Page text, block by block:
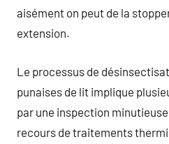
aisément on peut de la
extension.
Le processus de
punaises de lit implique
par une inspection
recours de traitements